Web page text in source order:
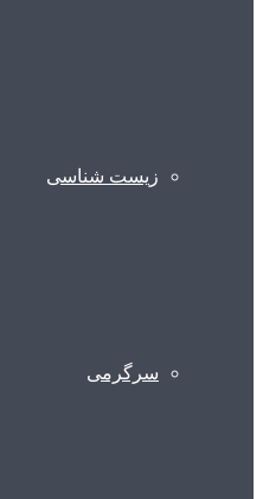
زیست شناسی
سرگرمی